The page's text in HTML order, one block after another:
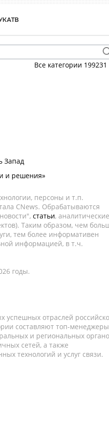
ТВ
Все категории 199231
Запад
и решения»
персоны и т.п.
CNews. Обрабатываются
статьи, аналитические
Таким образом, чем
тем более информативен
информацией, в т.ч.
годы.
успешных отраслей
составляют топ-
и региональных
сетей, а также
технологий и услуг связи.